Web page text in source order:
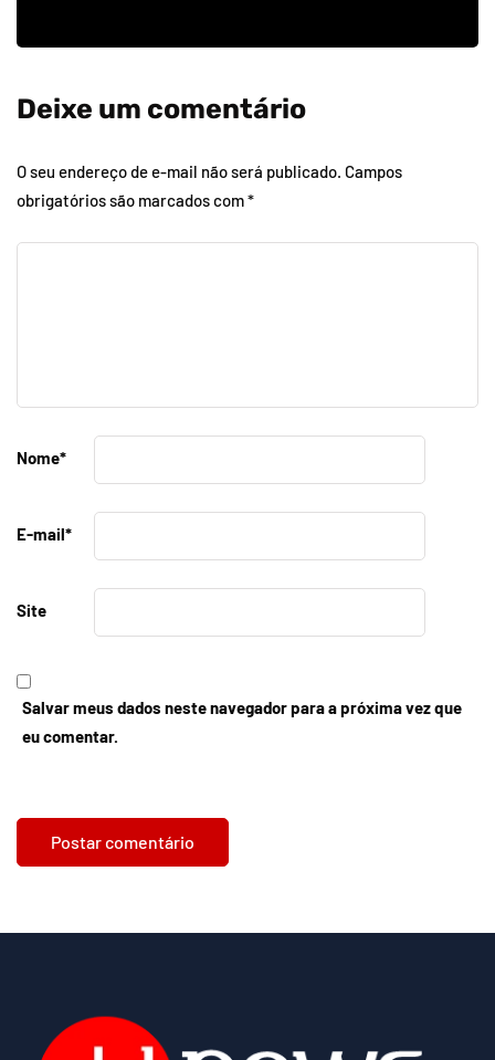
Deixe um comentário
O seu endereço de e-mail não será publicado. Campos
obrigatórios são marcados com*
Nome*
E-mail*
Site
Salvar meus dados neste navegador para a próxima vez que
eu comentar.